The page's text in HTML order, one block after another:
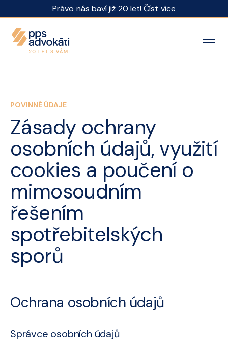
Právo nás baví již 20 let!Číst více
POVINNÉ ÚDAJE
Zásady ochrany
osobních údajů, využití
cookies a poučení o
mimosoudním
řešením
spotřebitelských
sporů
Ochrana osobních údajů
Správce osobních údajů